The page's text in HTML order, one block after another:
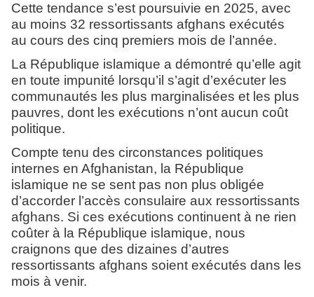
Cette tendance s’est poursuivie en 2025, avec
au moins 32 ressortissants afghans exécutés
au cours des cinq premiers mois de l’année.
La République islamique a démontré qu’elle agit
en toute impunité lorsqu’il s’agit d’exécuter les
communautés les plus marginalisées et les plus
pauvres, dont les exécutions n’ont aucun coût
politique.
Compte tenu des circonstances politiques
internes en Afghanistan, la République
islamique ne se sent pas non plus obligée
d’accorder l’accès consulaire aux ressortissants
afghans. Si ces exécutions continuent à ne rien
coûter à la République islamique, nous
craignons que des dizaines d’autres
ressortissants afghans soient exécutés dans les
mois à venir.